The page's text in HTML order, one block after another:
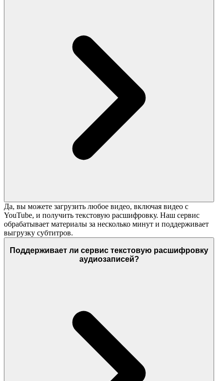
Да, вы можете загрузить любое видео, включая видео с
YouTube, и получить текстовую расшифровку. Наш сервис
обрабатывает материалы за несколько минут и поддерживает
выгрузку субтитров.
Поддерживает ли сервис текстовую расшифровку
аудиозаписей?